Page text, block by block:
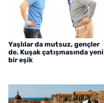
Yaşlılar da mutsuz, gençler
de. Kuşak çatışmasında yeni
bir eşik